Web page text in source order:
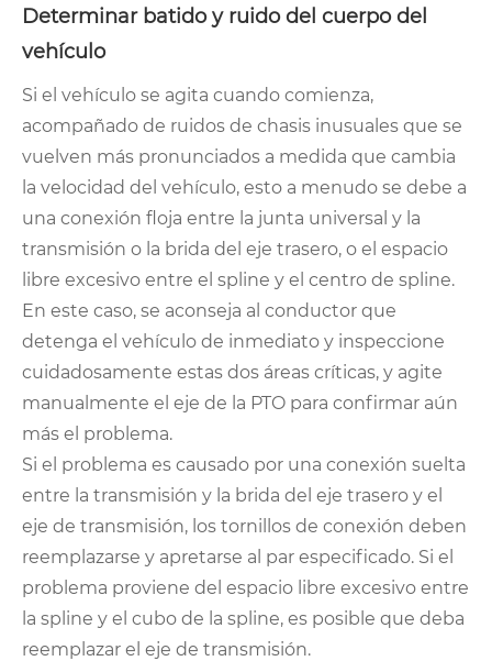
Determinar batido y ruido del cuerpo del
vehículo
Si el vehículo se agita cuando comienza,
acompañado de ruidos de chasis inusuales que se
vuelven más pronunciados a medida que cambia
la velocidad del vehículo, esto a menudo se debe a
una conexión floja entre la junta universal y la
transmisión o la brida del eje trasero, o el espacio
libre excesivo entre el spline y el centro de spline.
En este caso, se aconseja al conductor que
detenga el vehículo de inmediato y inspeccione
cuidadosamente estas dos áreas críticas, y agite
manualmente el eje de la PTO para confirmar aún
más el problema.
Si el problema es causado por una conexión suelta
entre la transmisión y la brida del eje trasero y el
eje de transmisión, los tornillos de conexión deben
reemplazarse y apretarse al par especificado. Si el
problema proviene del espacio libre excesivo entre
la spline y el cubo de la spline, es posible que deba
reemplazar el eje de transmisión.